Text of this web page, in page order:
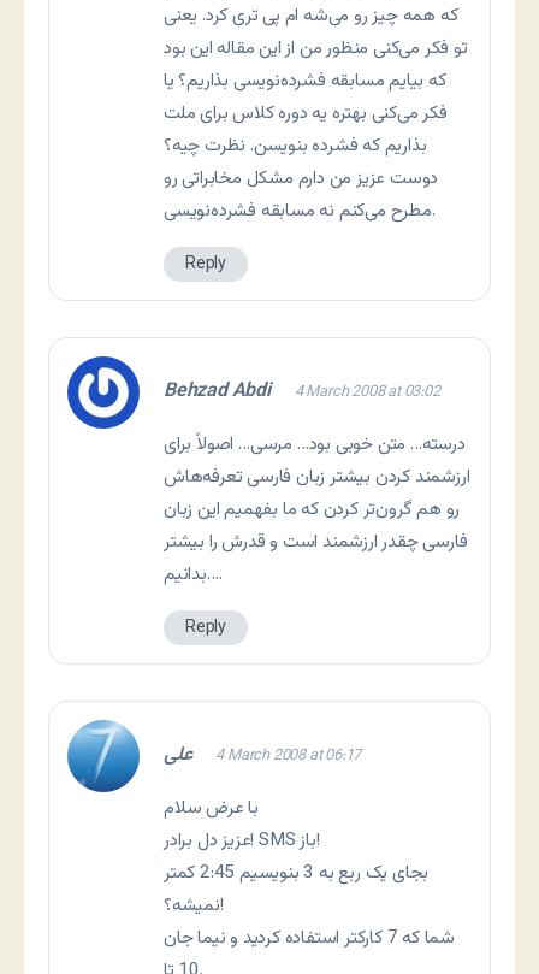
که همه چیز رو می‌شه ام پی تری کرد. یعنی
تو فکر می‌کنی منظور من از این مقاله این بود
که بیایم مسابقه فشرده‌نویسی بذاریم؟ یا
فکر می‌کنی بهتره یه دوره کلاس برای ملت
بذاریم که فشرده بنویسن. نظرت چیه؟
دوست عزیز من دارم مشکل مخابراتی رو
مطرح می‌کنم نه مسابقه فشرده‌نویسی.
Reply
Behzad Abdi 4 March 2008 at 03:02
درسته… متن خوبی بود… مرسی… اصولاً برای
ارزشمند کردن بیشتر زبان فارسی تعرفه‌هاش
رو هم گرون‌تر کردن که ما بفهمیم این زبان
فارسی چقدر ارزشمند است و قدرش را بیشتر
بدانیم….
Reply
علی 4 March 2008 at 06:17
با عرض سلام
عزیز دل برادر! SMS باز!
بجای یک ربع به 3 بنویسیم 2:45 کمتر
نمیشه؟!
شما که 7 کارکتر استفاده کردید و نیما جان